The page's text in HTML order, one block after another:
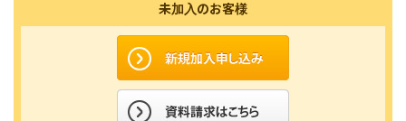
未加入のお客様